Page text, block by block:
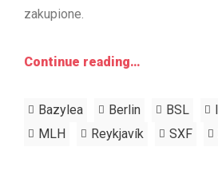
zakupione.
Continue reading…
Bazylea Berlin BSL
MLH
Reykjavík SXF